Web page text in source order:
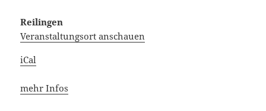
Reilingen
Veranstaltungsort anschauen
iCal
mehr Infos